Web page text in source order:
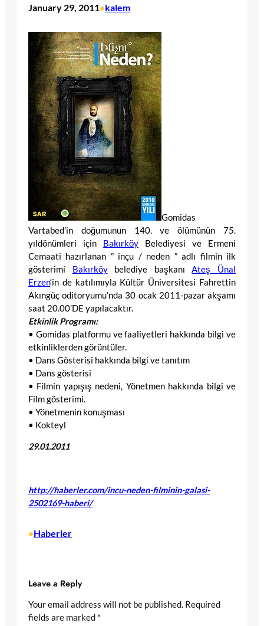
January 29, 2011•kalem
Gomidas
Vartabed’in doğumunun 140. ve ölümünün 75.
yıldönümleri için Bakırköy Belediyesi ve Ermeni
Cemaati hazırlanan ” inçu / neden ” adlı filmin ilk
gösterimi Bakırköybelediye başkanıAteş Ünal
Erzen‘in de katılımıyla Kültür Üniversitesi Fahrettin
Akıngüç oditoryumu’nda 30 ocak 2011-pazar akşamı
saat 20.00’DE yapılacaktır.
Etkinlik Programı:
• Gomidas platformu ve faaliyetleri hakkında bilgi ve
etkinliklerden görüntüler.
• Dans Gösterisi hakkında bilgi ve tanıtım
• Dans gösterisi
• Filmin yapışış nedeni, Yönetmen hakkında bilgi ve
Film gösterimi.
• Yönetmenin konuşması
• Kokteyl
29.01.2011
http://haberler.com/incu-neden-filminin-galasi-
2502169-haberi/
•Haberler
Leave a Reply
Your email address will not be published. Required
fields are marked *